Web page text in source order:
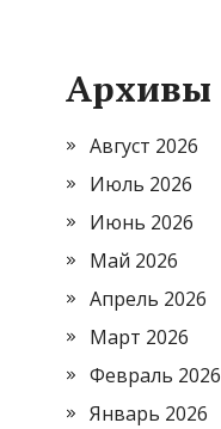
Архивы
Август 2026
Июль 2026
Июнь 2026
Май 2026
Апрель 2026
Март 2026
Февраль 2026
Январь 2026